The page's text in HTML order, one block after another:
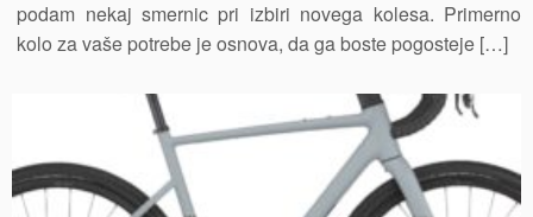
podam nekaj smernic pri izbiri novega kolesa. Primerno
kolo za vaše potrebe je osnova, da ga boste pogosteje […]